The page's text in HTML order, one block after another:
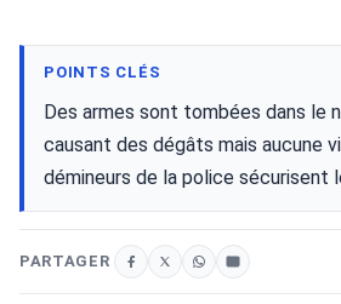
POINTS CLÉS
Des armes sont tombées dans le
causant des dégâts mais aucune
démineurs de la police sécurisent
PARTAGER